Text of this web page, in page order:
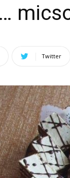
Twitter